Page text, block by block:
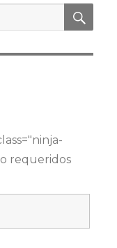
requeridos